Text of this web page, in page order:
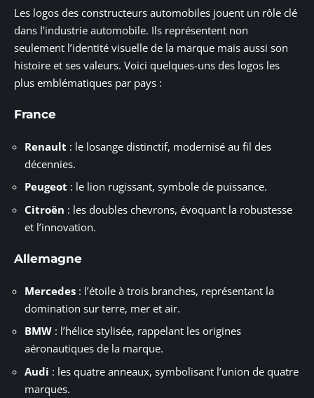
Les logos des constructeurs automobiles jouent un rôle clé
dans l’industrie automobile. Ils représentent non
seulement l’identité visuelle de la marque mais aussi son
histoire et ses valeurs. Voici quelques-uns des logos les
plus emblématiques par pays :
France
Renault : le losange distinctif, modernisé au fil des
décennies.
Peugeot : le lion rugissant, symbole de puissance.
Citroën : les doubles chevrons, évoquant la robustesse
et l’innovation.
Allemagne
Mercedes : l’étoile à trois branches, représentant la
domination sur terre, mer et air.
BMW : l’hélice stylisée, rappelant les origines
aéronautiques de la marque.
Audi : les quatre anneaux, symbolisant l’union de quatre
marques.